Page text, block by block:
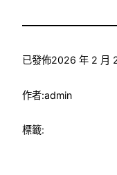
已發佈2026 年 2 月
作者:admin
標籤: